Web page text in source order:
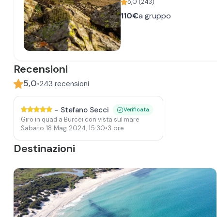
5,0 (243)
110€a gruppo
Recensioni
5,0•243 recensioni
- Stefano Secci Verificata
Giro in quad a Burcei con vista sul mare
Sabato 18 Mag 2024, 15:30•3 ore
Destinazioni